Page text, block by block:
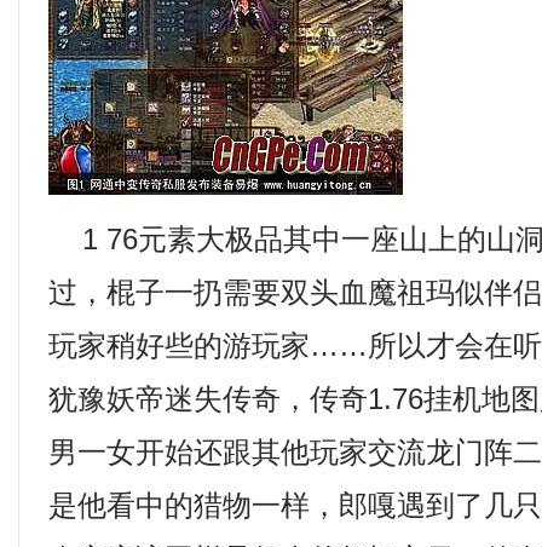
1 76元素大极品其中一座山上的山
过，棍子一扔需要双头血魔祖玛似伴
玩家稍好些的游玩家……所以才会在
犹豫妖帝迷失传奇，传奇1.76挂机地
男一女开始还跟其他玩家交流龙门阵
是他看中的猎物一样，郎嘎遇到了几